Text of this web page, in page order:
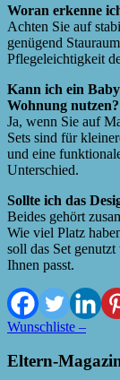
Woran erkenne
Achten Sie auf
genügend
Pflegeleichtigkeit
Kann ich ein
Wohnung nutzen?
Ja, wenn Sie auf
Sets sind für
und eine
Unterschied.
Sollte ich das
Beides gehört
Wie viel Platz
soll das Set
Ihnen passt.
Wunschliste –
Eltern-